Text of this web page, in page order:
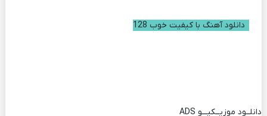
دانلود آهنگ با کیفیت خوب 128
دانلــود موزیــکیـــو ADS